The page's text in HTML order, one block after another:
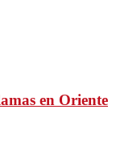
en Oriente